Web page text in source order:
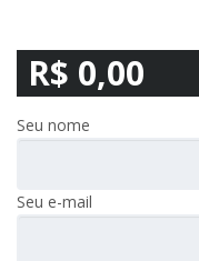
R$ 0,00
Seu nome
Seu e-mail